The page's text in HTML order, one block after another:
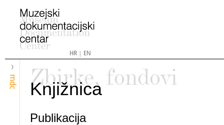
HR| EN
mdc
Zbirke, fondovi
Knjižnica
Publikacija